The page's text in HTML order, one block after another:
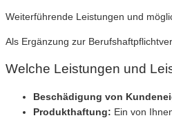
Weiterführende Leistungen und
Als Ergänzung zur
Welche Leistungen und
Beschädigung von
Produkthaftung: Ein von